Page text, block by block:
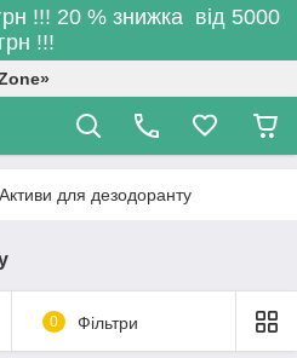
!!! 20 % знижка від 5000
грн !!!
Активи для дезодоранту
0 Фільтри